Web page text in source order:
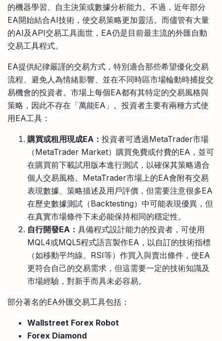
的機器學習、自主決策或數據分析能力。不過，近年部分
EA開始結合AI技術，使交易策略更加靈活。而儘管有大量
的AI及API交易工具面世，EA仍是目前最主流的外匯自動
交易工具程式。
EA提供紀律嚴謹的交易方式，特別適合那些希望優化交易
流程、避免人為情緒影響、並在不同時區市場輪動時捕捉交
易機會的投資者。市場上每個EA都有其特定的交易風格與
策略，因此不存在「萬能EA」。投資者主要有兩種方式使
用EA工具：
購買或租用現成EA： 投資者可透過MetaTrader市場
（MetaTrader Market）購買免費或付費的EA，並可
在購買前下載試用版本進行測試，以確保其策略適合
個人交易風格。MetaTrader市場上的EA會附有交易
表現數據、策略描述及用戶評價，但需要注意很多EA
在歷史數據測試（Backtesting）中可能表現優異，但
在真實市場條件下未必能保持相同的穩定性。
自行開發EA： 具備程式設計能力的投資者，可使用
MQL4或MQL5程式語言製作EA，以自訂的技術指標
（如移動平均線、RSI等）作買入與賣出條件，使EA
更符合自己的交易需求，但這需要一定的技術知識及
市場經驗，對新手而具未必容易。
部分著名的EA外匯交易工具包括：
Wallstreet Forex Robot
Forex Diamond